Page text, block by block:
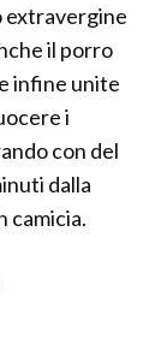
extravergine
il porro
infine unite
i
con del
dalla
camicia.